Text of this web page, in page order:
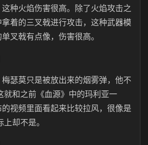
种火焰伤害很高。除了火焰攻击之
着的三叉戟进行攻击，这种武器模
叉戟有点像，伤害很高。
瑟莫只是被放出来的烟雾弹，他不
就和之前《血源》中的玛利亚一
视频里面看起来比较拉风，很像是
却不是。